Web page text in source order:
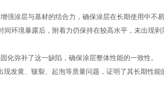
涂层与基材的结合力，确保涂层在长期使用中不易
境暴露后，附着力仍保持在较高水平，未出现剥
弥补了这一缺陷，确保涂层整体性能的一致性。
黄、皲裂、起泡等质量问题，证明了其长期性能